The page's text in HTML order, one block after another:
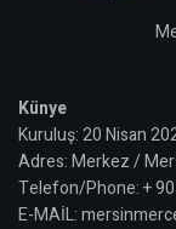
Künye
Kuruluş: 20 Nisan
Adres: Merkez /
Telefon/Phone: +
E-MAİL: